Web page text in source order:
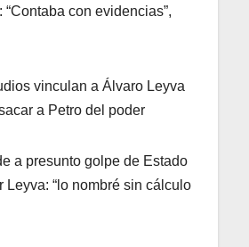
“Contaba con evidencias”,
vinculan a Álvaro Leyva
a Petro del poder
a presunto golpe de Estado
Leyva: “lo nombré sin cálculo